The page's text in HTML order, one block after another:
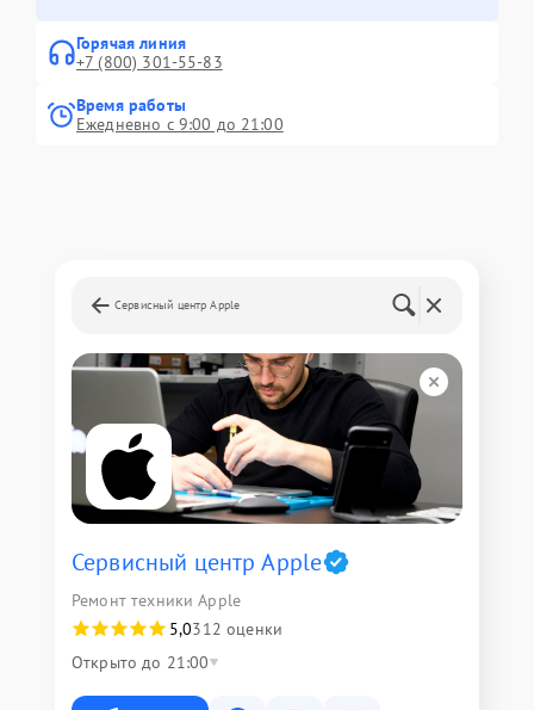
Горячая линия
+7 (800) 301-55-83
Время работы
Ежедневно с 9:00 до 21:00
Сервисный центр Apple
Сервисный центр Apple
Ремонт техники Apple
5,0312 оценки
Открыто до 21:00